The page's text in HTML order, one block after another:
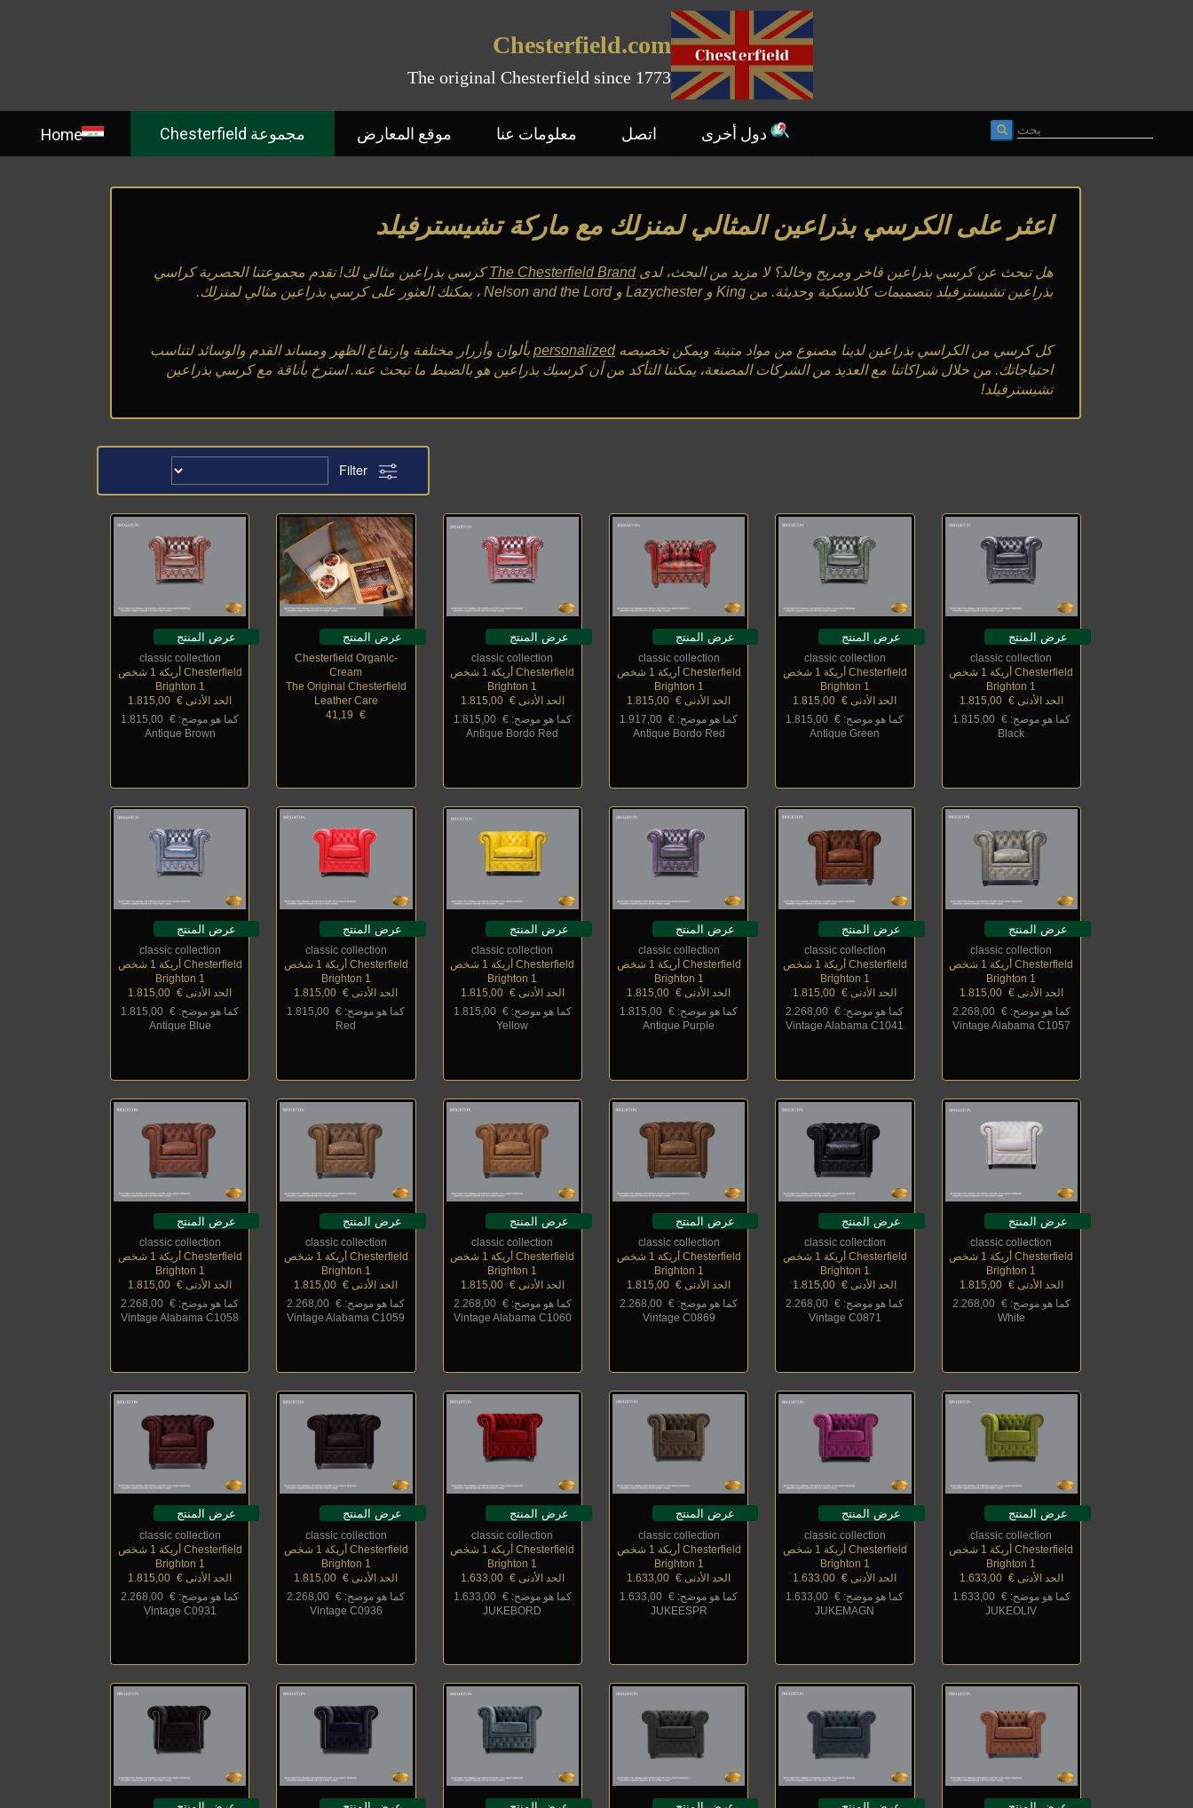
Chesterfield.com
The original Chesterfield since 1773
Home مجموعة Chesterfield موقع المعارض معلومات عنا اتصل دول أخرى
اعثر على الكرسي بذراعين المثالي لمنزلك مع ماركة تشيسترفيلد
هل تبحث عن كرسي بذراعين فاخر ومريح وخالد؟ لا مزيد من البحث، لدىThe Chesterfield Brandكرسي بذراعين مثالي لك! تقدم مجموعتنا الحصرية كراسي
بذراعين تشيسترفيلد بتصميمات كلاسيكية وحديثة. من King و Lazychester و Nelson and the Lord ، يمكنك العثور على كرسي بذراعين مثالي لمنزلك.
كل كرسي من الكراسي بذراعين لدينا مصنوع من مواد متينة ويمكن تخصيصهpersonalized بألوان وأزرار مختلفة وارتفاع الظهر ومساند القدم والوسائد لتناسب
احتياجاتك. من خلال شراكاتنا مع العديد من الشركات المصنعة، يمكننا التأكد من أن كرسيك بذراعين هو بالضبط ما تبحث عنه. استرخ بأناقة مع كرسي بذراعين
تشيسترفيلد!
Filter
عرض المنتج
classic collection
Chesterfield أريكة 1 شخص
Brighton 1
الحد الأدنى €_
1.815,00
كما هو موضح: €_
1.815,00
Antique Brown
عرض المنتج
Chesterfield Organic-
Cream
The Original Chesterfield
Leather Care
€
_
41,19
عرض المنتج
classic collection
Chesterfield أريكة 1 شخص
Brighton 1
الحد الأدنى € _
1.815,00
كما هو موضح: € _
1.815,00
Antique Bordo Red
عرض المنتج
classic collection
Chesterfield أريكة 1 شخص
Brighton 1
الحد الأدنى €_
1.815,00
كما هو موضح: €_
1.917,00
Antique Bordo Red
عرض المنتج
classic collection
Chesterfield أريكة 1 شخص
Brighton 1
الحد الأدنى €_
1.815,00
كما هو موضح: €_
1.815,00
Antique Green
عرض المنتج
classic collection
Chesterfield أريكة 1 شخص
Brighton 1
الحد الأدنى € _
1.815,00
كما هو موضح: € _
1.815,00
Black
عرض المنتج
classic collection
Chesterfield أريكة 1 شخص
Brighton 1
الحد الأدنى €_
1.815,00
كما هو موضح: €_
1.815,00
Antique Blue
عرض المنتج
classic collection
Chesterfield أريكة 1 شخص
Brighton 1
الحد الأدنى €_
1.815,00
كما هو موضح: €_
1.815,00
Red
عرض المنتج
classic collection
Chesterfield أريكة 1 شخص
Brighton 1
الحد الأدنى € _
1.815,00
كما هو موضح: € _
1.815,00
Yellow
عرض المنتج
classic collection
Chesterfield أريكة 1 شخص
Brighton 1
الحد الأدنى €_
1.815,00
كما هو موضح: €_
1.815,00
Antique Purple
عرض المنتج
classic collection
Chesterfield أريكة 1 شخص
Brighton 1
الحد الأدنى €_
1.815,00
كما هو موضح: €_
2.268,00
Vintage Alabama C1041
عرض المنتج
classic collection
Chesterfield أريكة 1 شخص
Brighton 1
الحد الأدنى € _
1.815,00
كما هو موضح: € _
2.268,00
Vintage Alabama C1057
عرض المنتج
classic collection
Chesterfield أريكة 1 شخص
Brighton 1
الحد الأدنى €_
1.815,00
كما هو موضح: €_
2.268,00
Vintage Alabama C1058
عرض المنتج
classic collection
Chesterfield أريكة 1 شخص
Brighton 1
الحد الأدنى €_
1.815,00
كما هو موضح: €_
2.268,00
Vintage Alabama C1059
عرض المنتج
classic collection
Chesterfield أريكة 1 شخص
Brighton 1
الحد الأدنى € _
1.815,00
كما هو موضح: € _
2.268,00
Vintage Alabama C1060
عرض المنتج
classic collection
Chesterfield أريكة 1 شخص
Brighton 1
الحد الأدنى €_
1.815,00
كما هو موضح: €_
2.268,00
Vintage C0869
عرض المنتج
classic collection
Chesterfield أريكة 1 شخص
Brighton 1
الحد الأدنى €_
1.815,00
كما هو موضح: €_
2.268,00
Vintage C0871
عرض المنتج
classic collection
Chesterfield أريكة 1 شخص
Brighton 1
الحد الأدنى € _
1.815,00
كما هو موضح: € _
2.268,00
White
عرض المنتج
classic collection
Chesterfield أريكة 1 شخص
Brighton 1
الحد الأدنى €_
1.815,00
كما هو موضح: €_
2.268,00
Vintage C0931
عرض المنتج
classic collection
Chesterfield أريكة 1 شخص
Brighton 1
الحد الأدنى €_
1.815,00
كما هو موضح: €_
2.268,00
Vintage C0936
عرض المنتج
classic collection
Chesterfield أريكة 1 شخص
Brighton 1
الحد الأدنى € _
1.633,00
كما هو موضح: € _
1.633,00
JUKEBORD
عرض المنتج
classic collection
Chesterfield أريكة 1 شخص
Brighton 1
الحد الأدنى €_
1.633,00
كما هو موضح: €_
1.633,00
JUKEESPR
عرض المنتج
classic collection
Chesterfield أريكة 1 شخص
Brighton 1
الحد الأدنى €_
1.633,00
كما هو موضح: €_
1.633,00
JUKEMAGN
عرض المنتج
classic collection
Chesterfield أريكة 1 شخص
Brighton 1
الحد الأدنى € _
1.633,00
كما هو موضح: € _
1.633,00
JUKEOLIV